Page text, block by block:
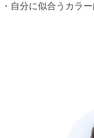
・自分に似合うカラ